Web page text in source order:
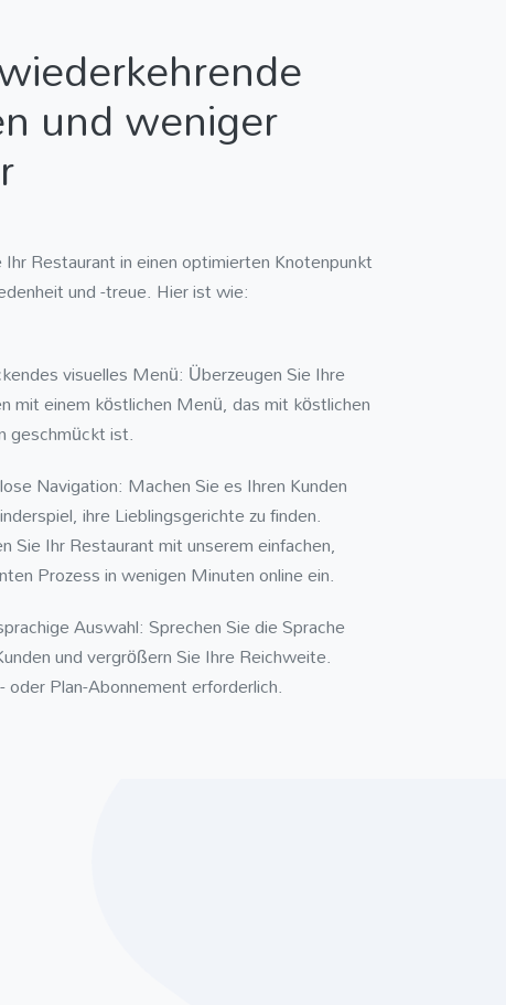
und weniger
Restaurant in einen optimierten Knotenpunkt
und -treue. Hier ist wie:
visuelles Menü: Überzeugen Sie Ihre
mit einem köstlichen Menü, das mit köstlichen
geschmückt ist.
Navigation: Machen Sie es Ihren Kunden
ihre Lieblingsgerichte zu finden.
Sie Ihr Restaurant mit unserem einfachen,
Prozess in wenigen Minuten online ein.
Auswahl: Sprechen Sie die Sprache
und vergrößern Sie Ihre Reichweite.
oder Plan-Abonnement erforderlich.